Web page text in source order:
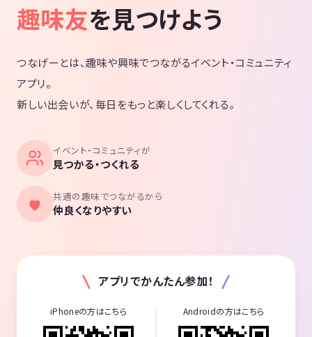
趣味友を見つけよう
つなげーとは、趣味や興味でつながるイベント・コミュニティ
アプリ。
新しい出会いが、毎日をもっと楽しくしてくれる。
イベント・コミュニティが
見つかる・つくれる
共通の趣味でつながるから
仲良くなりやすい
アプリでかんたん参加！
iPhoneの方はこちら Androidの方はこちら